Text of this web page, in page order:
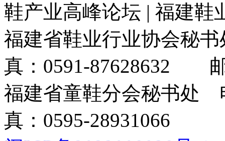
鞋产业高峰论坛 | 福建鞋
福建省鞋业行业协会秘
真：0591-87628632 邮
福建省童鞋分会秘书
真：0595-28931066